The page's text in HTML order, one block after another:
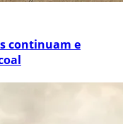
continuam e